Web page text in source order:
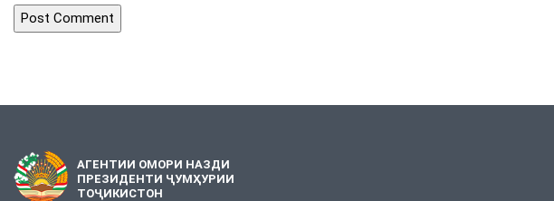
АГЕНТИИ ОМОРИ НАЗДИ
ПРЕЗИДЕНТИ ҶУМҲУРИИ
ТОҶИКИСТОН